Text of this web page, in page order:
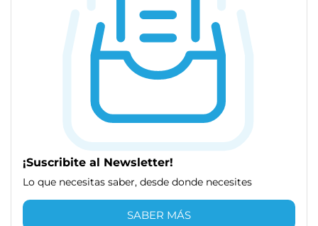
¡Suscribite al Newsletter!
Lo que necesitas saber, desde donde necesites
SABER MÁS